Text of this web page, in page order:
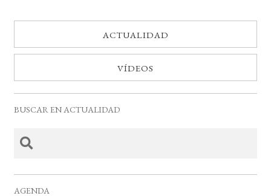
ACTUALIDAD
VÍDEOS
BUSCAR EN ACTUALIDAD
AGENDA